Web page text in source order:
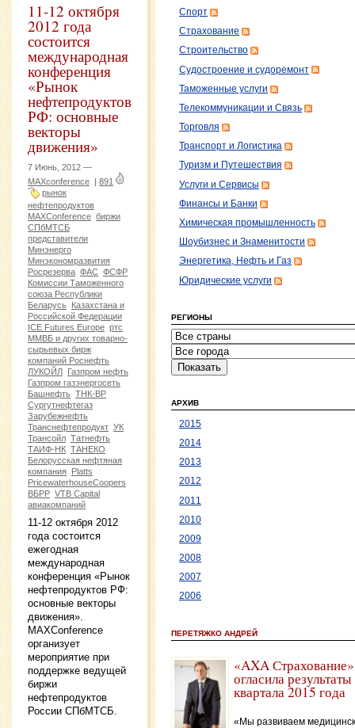
11-12 октября
2012 года
состоится
международная
конференция
«Рынок
нефтепродуктов
РФ: основные
векторы
движения»
7 Июнь, 2012 —
MAXconference | 891
рынок
нефтепродуктов
MAXConference биржи
СПбМТСБ
представители
Минэнерго
Минэкономразвития
Росрезерва ФАС ФСФР
Комиссии Таможенного
союза Республики
Беларусь Казахстана и
Российской Федерации
ICE Futures Europe ртс
ММВБ и других товарно-
сырьевых бирж
компаний Роснефть
ЛУКОЙЛ Газпром нефть
Газпром газэнергосеть
Башнефть ТНК-ВР
Сургутнефтегаз
Зарубежнефть
Транснефтепродукт УК
Трансойл Татнефть
ТАИФ-НК ТАНЕКО
Белорусская нефтяная
компания Platts
PricewaterhouseCoopers
ВБРР VTB Capital
авиакомпаний
11-12 октября 2012
года состоится
ежегодная
международная
конференция «Рынок
нефтепродуктов РФ:
основные векторы
движения».
МAXConference
организует
мероприятие при
поддержке ведущей
биржи
нефтепродуктов
России СПбМТСБ.
Спорт
Страхование
Строительство
Судостроение и судоремонт
Таможенные услуги
Телекоммуникации и Связь
Торговля
Транспорт и Логистика
Туризм и Путешествия
Услуги и Сервисы
Финансы и Банки
Химическая промышленность
Шоубизнес и Знаменитости
Энергетика, Нефть и Газ
Юридические услуги
РЕГИОНЫ
АРХИВ
2015
2014
2013
2012
2011
2010
2009
2008
2007
2006
ПЕРЕТЯЖКО АНДРЕЙ
«AXA Страхование»
огласила результаты
квартала 2015 года
«Мы развиваем